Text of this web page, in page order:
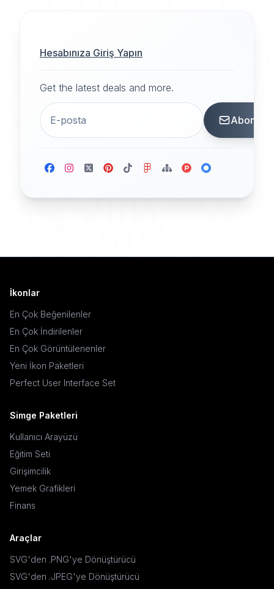
Hesabınıza Giriş Yapın
Get the latest deals and more.
Abone
İkonlar
En Çok Beğenilenler
En Çok İndirilenler
En Çok Görüntülenenler
Yeni İkon Paketleri
Perfect User Interface Set
Simge Paketleri
Kullanıcı Arayüzü
Eğitim Seti
Girişimcilik
Yemek Grafikleri
Finans
Araçlar
SVG'den .PNG'ye Dönüştürücü
SVG'den .JPEG'ye Dönüştürücü